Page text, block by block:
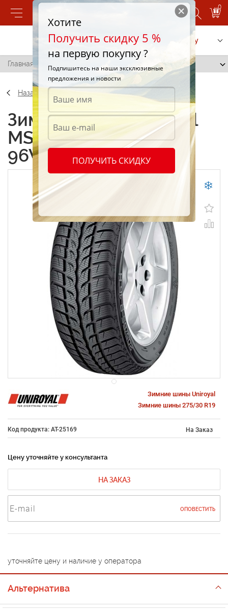
0
Позвонить Заказать услугу
Главная / Uniroyal MS plus 6 275/30 R19 96W
Назад
Зимние шины Uniroyal
MS plus 6 275/30 R19
96W
Зимние шины Uniroyal
Зимние шины 275/30 R19
Код продукта: AT-25169 На Заказ
Цену уточняйте у консультанта
НА ЗАКАЗ
ОПОВЕСТИТЬ
уточняйте цену и наличие у оператора
Альтернатива
Хотите
Получить скидку 5 %
на первую покупку ?
Подпишитесь на наши эксклюзивные
предложения и новости
ПОЛУЧИТЬ СКИДКУ